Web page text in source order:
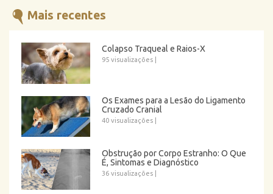
Mais recentes
Colapso Traqueal e Raios-X
95 visualizações
Os Exames para a Lesão do Ligamento
Cruzado Cranial
40 visualizações
Obstrução por Corpo Estranho: O Que
É, Sintomas e Diagnóstico
36 visualizações